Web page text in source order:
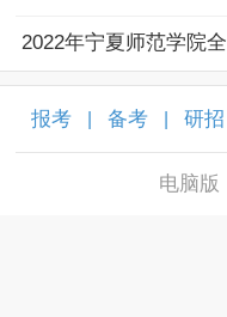
报考 备考 研招
电脑版